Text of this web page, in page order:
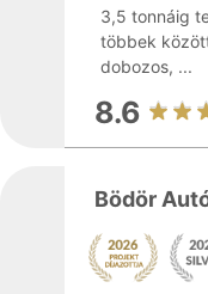
3,5 tonnáig
többek
dobozos, ...
8.6
Bödör